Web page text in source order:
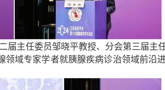
主任委员邹晓平教授、分会第三届主
领域专家学者就胰腺疾病诊治领域前沿